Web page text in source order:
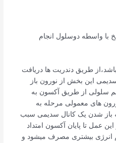
با واسطه دوسلول انجام
طریق دندریت ها دریافت
این بخش از نورون باز
سلولی از طریق آکسون به
های معمولی مرحله به
باز شدن یک کانال سدیمی سبب
عمل تا پایان آکسون امتداد
انرژی بیشتری مصرف میشود و